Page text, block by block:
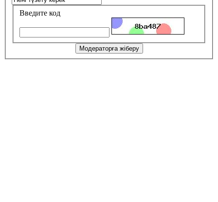
Введите код
Модераторға жіберу